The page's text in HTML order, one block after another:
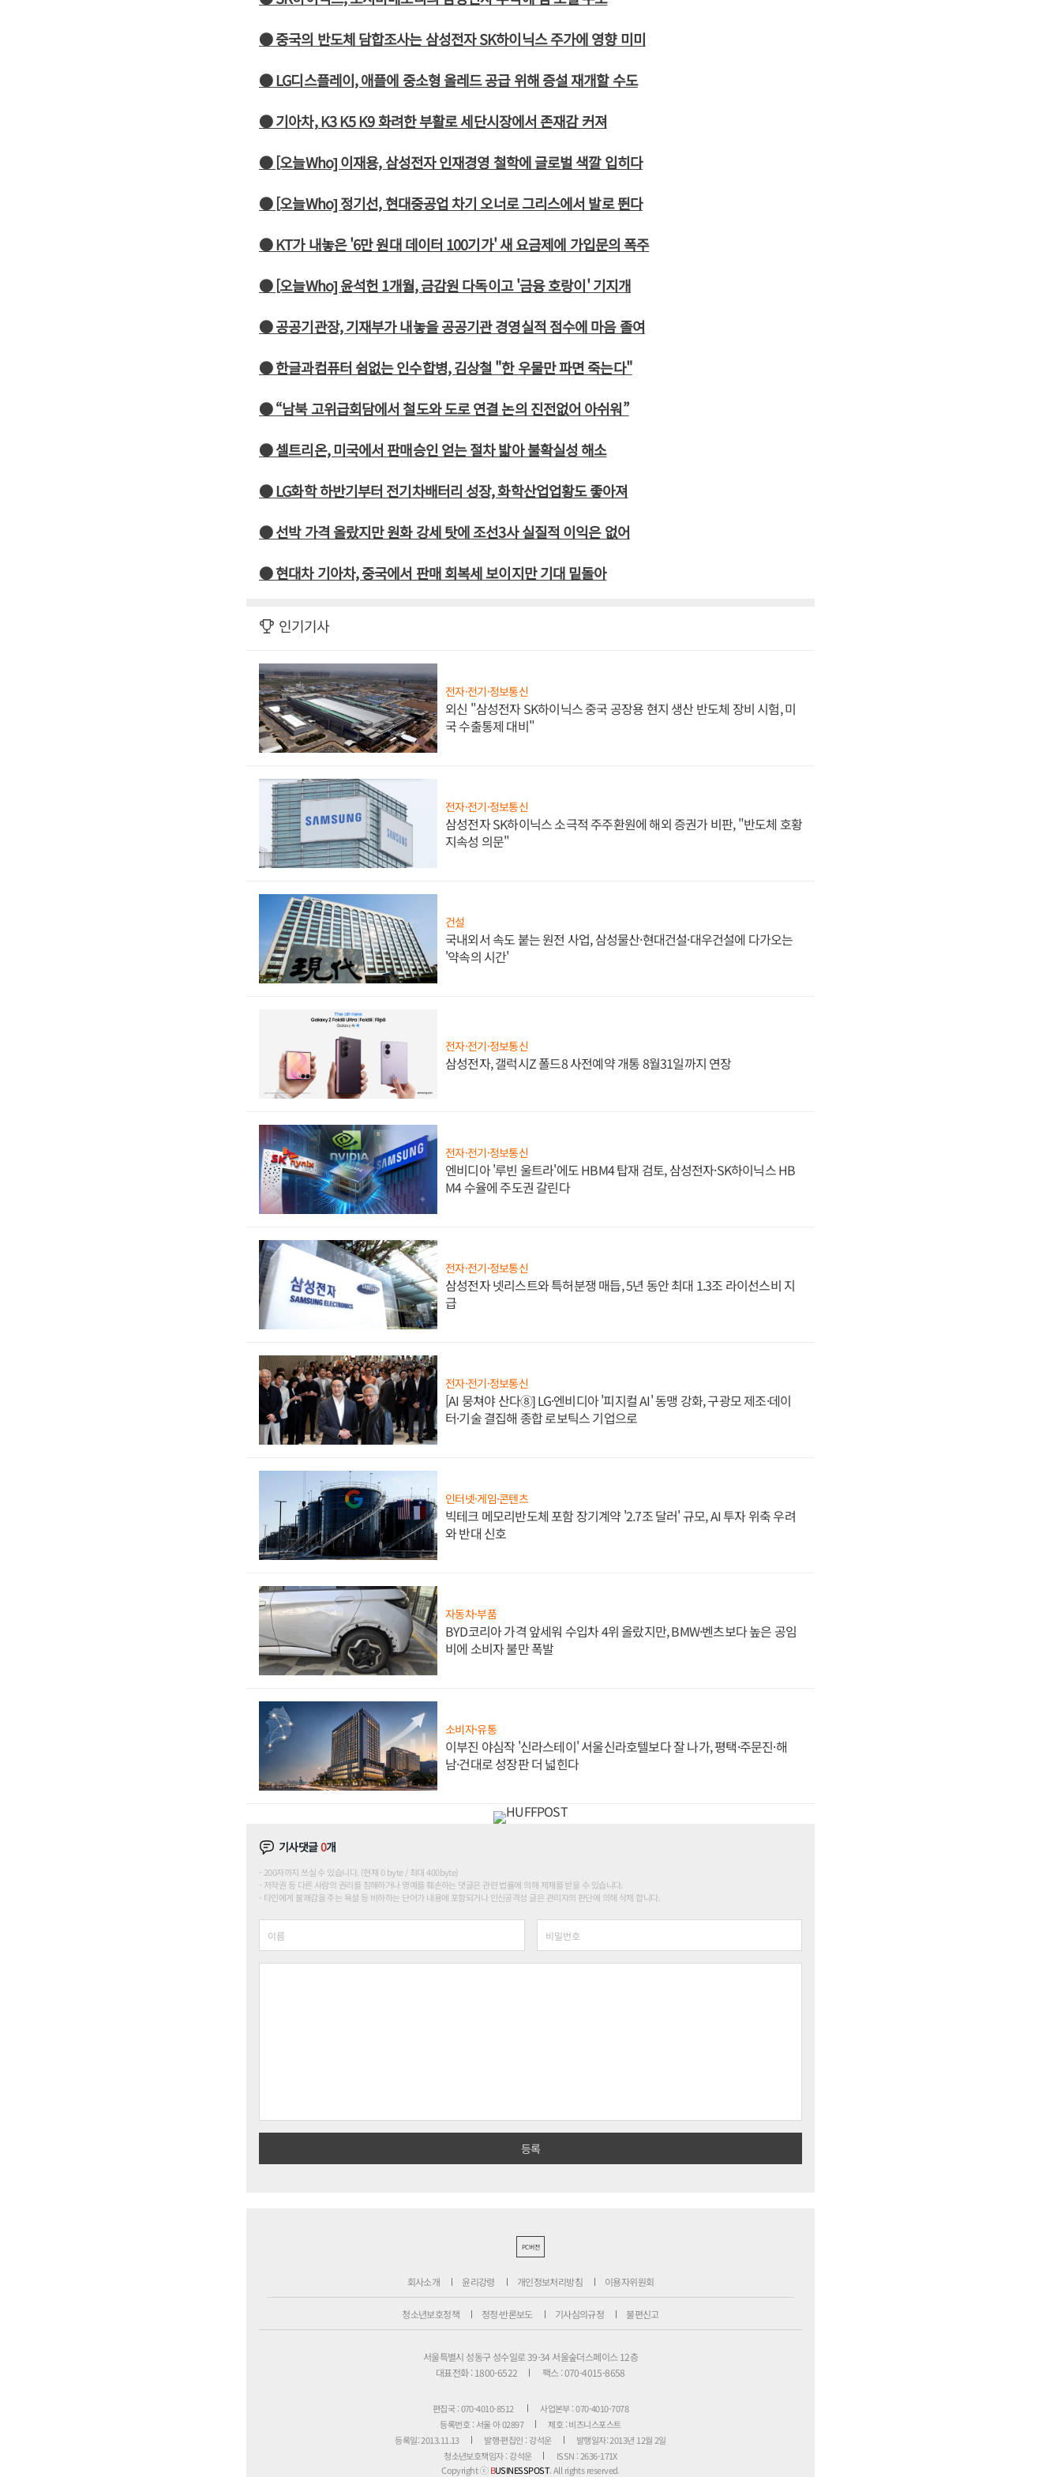
● 중국의 반도체 담합조사는 삼성전자 SK하이닉스 주가에 영향 미미
● LG디스플레이, 애플에 중소형 올레드 공급 위해 증설 재개할 수도
● 기아차, K3 K5 K9 화려한 부활로 세단시장에서 존재감 커져
● [오늘Who] 이재용, 삼성전자 인재경영 철학에 글로벌 색깔 입히다
● [오늘Who] 정기선, 현대중공업 차기 오너로 그리스에서 발로 뛴다
● KT가 내놓은 '6만 원대 데이터 100기가' 새 요금제에 가입문의 폭주
● [오늘Who] 윤석헌 1개월, 금감원 다독이고 '금융 호랑이' 기지개
● 공공기관장, 기재부가 내놓을 공공기관 경영실적 점수에 마음 졸여
● 한글과컴퓨터 쉼없는 인수합병, 김상철 "한 우물만 파면 죽는다"
● “남북 고위급회담에서 철도와 도로 연결 논의 진전없어 아쉬워”
● 셀트리온, 미국에서 판매승인 얻는 절차 밟아 불확실성 해소
● LG화학 하반기부터 전기차배터리 성장, 화학산업업황도 좋아져
● 선박 가격 올랐지만 원화 강세 탓에 조선3사 실질적 이익은 없어
● 현대차 기아차, 중국에서 판매 회복세 보이지만 기대 밑돌아
인기기사
전자·전기·정보통신
외신 "삼성전자 SK하이닉스 중국 공장용 현지 생산 반도체 장비 시험, 미
국 수출통제 대비"
전자·전기·정보통신
삼성전자 SK하이닉스 소극적 주주환원에 해외 증권가 비판, "반도체 호황
지속성 의문"
건설
국내외서 속도 붙는 원전 사업, 삼성물산·현대건설·대우건설에 다가오는
'약속의 시간'
전자·전기·정보통신
삼성전자, 갤럭시Z 폴드8 사전예약 개통 8월31일까지 연장
전자·전기·정보통신
엔비디아 '루빈 울트라'에도 HBM4 탑재 검토, 삼성전자·SK하이닉스 HB
M4 수율에 주도권 갈린다
전자·전기·정보통신
삼성전자 넷리스트와 특허분쟁 매듭, 5년 동안 최대 1.3조 라이선스비 지
급
전자·전기·정보통신
[AI 뭉쳐야 산다⑧] LG·엔비디아 '피지컬 AI' 동맹 강화, 구광모 제조·데이
터·기술 결집해 종합 로보틱스 기업으로
인터넷·게임·콘텐츠
빅테크 메모리반도체 포함 장기계약 '2.7조 달러' 규모, AI 투자 위축 우려
와 반대 신호
자동차·부품
BYD코리아 가격 앞세워 수입차 4위 올랐지만, BMW·벤츠보다 높은 공임
비에 소비자 불만 폭발
소비자·유통
이부진 야심작 '신라스테이' 서울신라호텔보다 잘 나가, 평택·주문진·해
남·건대로 성장판 더 넓힌다
기사댓글0개
200자까지 쓰실 수 있습니다. (현재 0 byte / 최대 400byte)
저작권 등 다른 사람의 권리를 침해하거나 명예를 훼손하는 댓글은 관련 법률에 의해 제재를 받을 수 있습니다.
타인에게 불쾌감을 주는 욕설 등 비하하는 단어가 내용에 포함되거나 인신공격성 글은 관리자의 판단에 의해 삭제 합니다.
PC버전
회사소개 윤리강령 개인정보처리방침 이용자위원회
청소년보호정책 정정·반론보도 기사심의규정 불편신고
서울특별시 성동구 성수일로 39-34 서울숲더스페이스 12층
대표전화 : 1800-6522
팩스 : 070-4015-8658
편집국 : 070-4010-8512
사업본부 : 070-4010-7078
등록번호 : 서울 아 02897
제호 : 비즈니스포스트
등록일: 2013.11.13
발행·편집인 : 강석운
발행일자: 2013년 12월 2일
청소년보호책임자 : 강석운
ISSN : 2636-171X
Copyright ⓒBUSINESSPOST. All rights reserved.